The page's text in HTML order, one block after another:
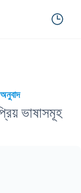
ভাষাসমূহ